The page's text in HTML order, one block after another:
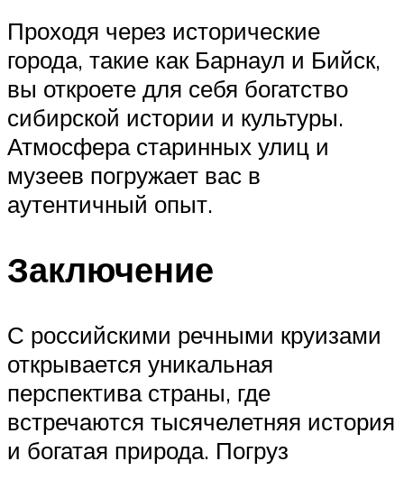
Проходя через исторические
города, такие как Барнаул и Бийск,
вы откроете для себя богатство
сибирской истории и культуры.
Атмосфера старинных улиц и
музеев погружает вас в
аутентичный опыт.
Заключение
С российскими речными круизами
открывается уникальная
перспектива страны, где
встречаются тысячелетняя история
и богатая природа. Погруз